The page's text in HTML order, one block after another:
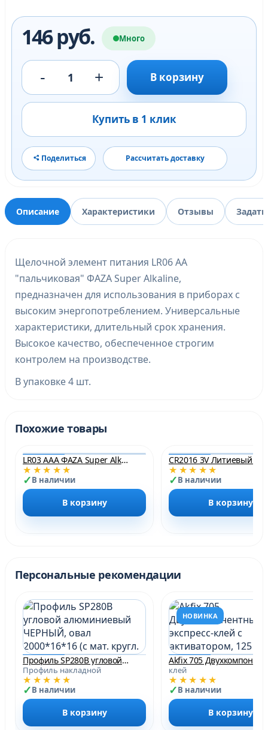
146 руб. Много
- 1 + В корзину
Купить в 1 клик
Поделиться Рассчитать доставку
Описание Характеристики Отзывы
Щелочной элемент питания LR06 АА
"пальчиковая" ФАZA Super Alkaline,
предназначен для использования в приборах с
высоким энергопотреблением. Универсальные
характеристики, длительный срок хранения.
Высокое качество, обеспеченное строгим
контролем на производстве.
В упаковке 4 шт.
Похожие товары
LR03 ААА ФАZA Super Alkaline
★★★★★
В наличии
В корзину
★★★★★
В наличии
В корзину
Персональные рекомендации
Профиль SP280B угловой алюминиевый ЧЕРНЫЙ, овал 2000*16*16 (с мат. кругл. рассеив., 2 загл., 3кл.)
Профиль накладной
★★★★★
В наличии
В корзину
НОВИНКА
клей
★★★★★
В наличии
В корзину